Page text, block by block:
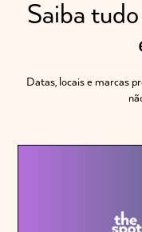
Saiba
Datas, locais e marcas